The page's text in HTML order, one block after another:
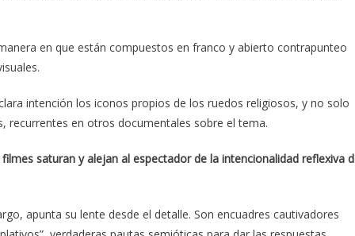
en que están compuestos en franco y abierto contrapunteo
intención los iconos propios de los ruedos religiosos, y no solo
recurrentes en otros documentales sobre el tema.
saturan y alejan al espectador de la intencionalidad reflexiva
apunta su lente desde el detalle. Son encuadres cautivadores